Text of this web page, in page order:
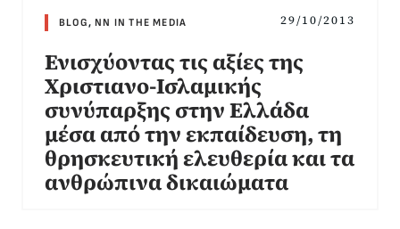
BLOG,NN IN THE MEDIA 29/10/2013
Ενισχύοντας τις αξίες της
Χριστιανο-Ισλαμικής
συνύπαρξης στην Ελλάδα
μέσα από την εκπαίδευση, τη
θρησκευτική ελευθερία και τα
ανθρώπινα δικαιώματα